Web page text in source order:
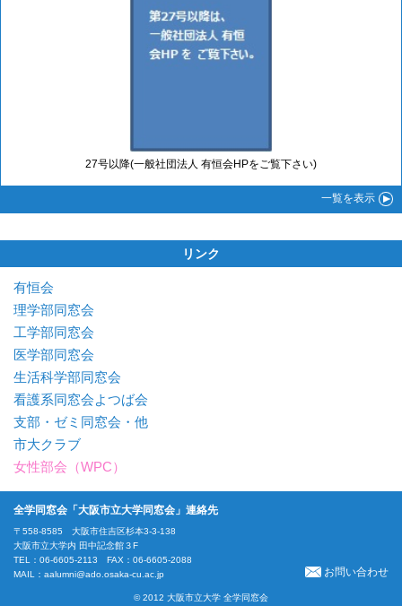
27号以降(一般社団法人 有恒会HPをご覧下さい)
一覧を表示
リンク
有恒会
理学部同窓会
工学部同窓会
医学部同窓会
生活科学部同窓会
看護系同窓会よつば会
支部・ゼミ同窓会・他
市大クラブ
女性部会（WPC）
全学同窓会「大阪市立大学同窓会」連絡先
〒558-8585 大阪市住吉区杉本3-3-138
大阪市立大学内 田中記念館３F
TEL：06-6605-2113 FAX：06-6605-2088
MAIL： aalumni@ado.osaka-cu.ac.jp お問い合わせ
© 2012 大阪市立大学 全学同窓会